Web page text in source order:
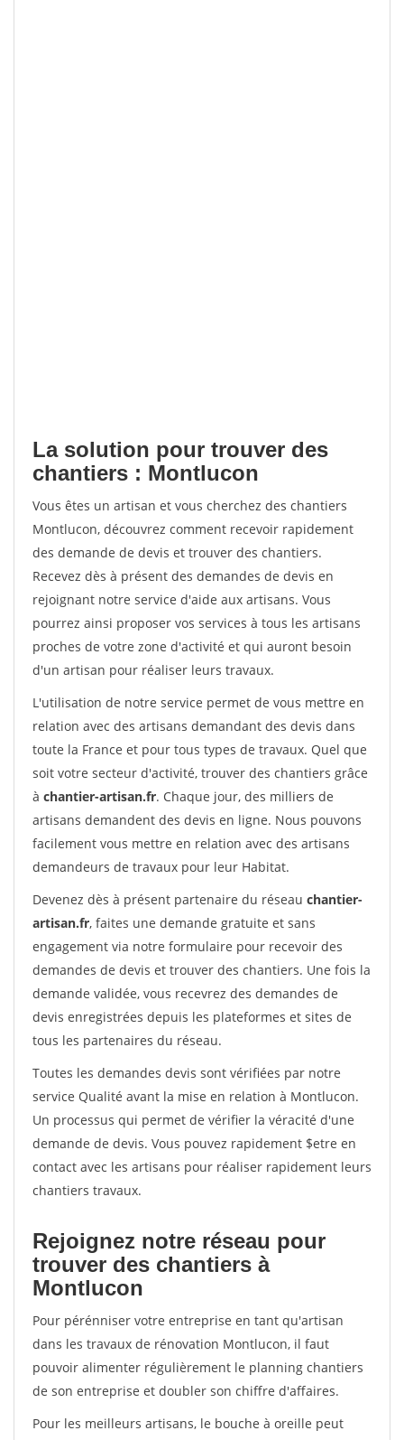
La solution pour trouver des
chantiers : Montlucon
Vous êtes un artisan et vous cherchez des chantiers
Montlucon, découvrez comment recevoir rapidement
des demande de devis et trouver des chantiers.
Recevez dès à présent des demandes de devis en
rejoignant notre service d'aide aux artisans. Vous
pourrez ainsi proposer vos services à tous les artisans
proches de votre zone d'activité et qui auront besoin
d'un artisan pour réaliser leurs travaux.
L'utilisation de notre service permet de vous mettre en
relation avec des artisans demandant des devis dans
toute la France et pour tous types de travaux. Quel que
soit votre secteur d'activité, trouver des chantiers grâce
à chantier-artisan.fr. Chaque jour, des milliers de
artisans demandent des devis en ligne. Nous pouvons
facilement vous mettre en relation avec des artisans
demandeurs de travaux pour leur Habitat.
Devenez dès à présent partenaire du réseau chantier-
artisan.fr, faites une demande gratuite et sans
engagement via notre formulaire pour recevoir des
demandes de devis et trouver des chantiers. Une fois la
demande validée, vous recevrez des demandes de
devis enregistrées depuis les plateformes et sites de
tous les partenaires du réseau.
Toutes les demandes devis sont vérifiées par notre
service Qualité avant la mise en relation à Montlucon.
Un processus qui permet de vérifier la véracité d'une
demande de devis. Vous pouvez rapidement $etre en
contact avec les artisans pour réaliser rapidement leurs
chantiers travaux.
Rejoignez notre réseau pour
trouver des chantiers à
Montlucon
Pour pérénniser votre entreprise en tant qu'artisan
dans les travaux de rénovation Montlucon, il faut
pouvoir alimenter régulièrement le planning chantiers
de son entreprise et doubler son chiffre d'affaires.
Pour les meilleurs artisans, le bouche à oreille peut